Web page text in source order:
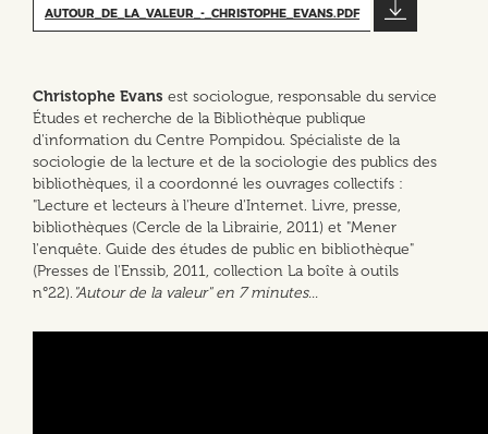
AUTOUR_DE_LA_VALEUR_-_CHRISTOPHE_EVANS.PDF
Christophe Evans est sociologue, responsable du service
Études et recherche de la Bibliothèque publique
d'information du Centre Pompidou. Spécialiste de la
sociologie de la lecture et de la sociologie des publics des
bibliothèques, il a coordonné les ouvrages collectifs :
"Lecture et lecteurs à l'heure d'Internet. Livre, presse,
bibliothèques (Cercle de la Librairie, 2011) et "Mener
l'enquête. Guide des études de public en bibliothèque"
(Presses de l'Enssib, 2011, collection La boîte à outils
n°22). "Autour de la valeur" en 7 minutes...